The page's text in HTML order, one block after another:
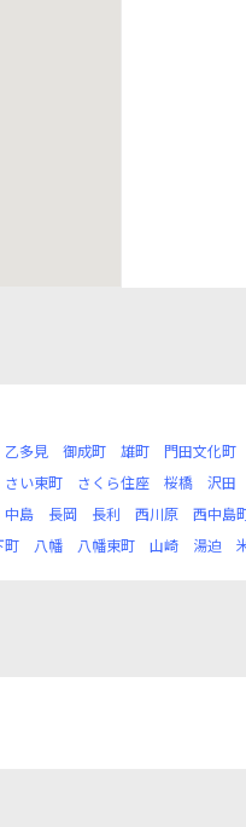
乙多見 御成町 雄町 門田文化町
さい東町 さくら住座 桜橋 沢田
中島 長岡 長利 西川原 西中島
町 八幡 八幡東町 山崎 湯迫